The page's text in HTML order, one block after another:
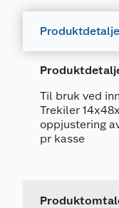
Til bruk ved
Trekiler
oppjustering
pr kasse